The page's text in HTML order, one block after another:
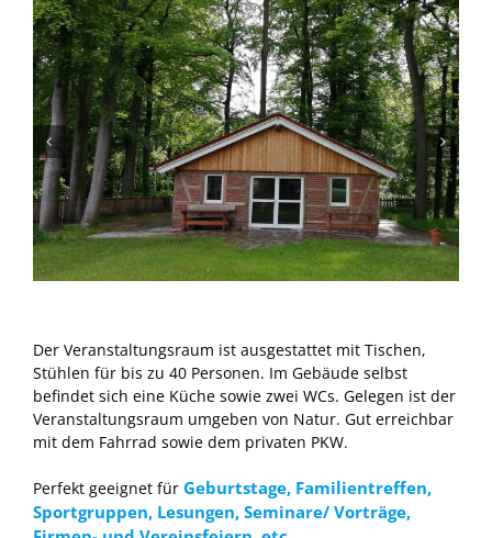
Der Veranstaltungsraum ist ausgestattet mit Tischen,
Stühlen für bis zu 40 Personen. Im Gebäude selbst
befindet sich eine Küche sowie zwei WCs. Gelegen ist der
Veranstaltungsraum umgeben von Natur. Gut erreichbar
mit dem Fahrrad sowie dem privaten PKW.
Perfekt geeignet für Geburtstage, Familientreffen,
Sportgruppen, Lesungen, Seminare/ Vorträge,